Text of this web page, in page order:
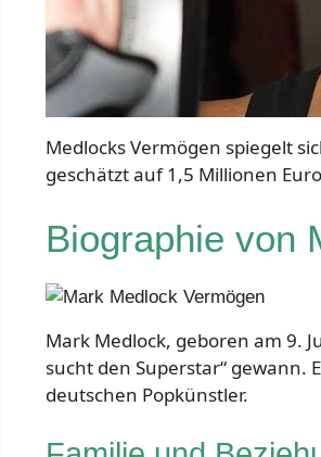
Medlocks Vermögen spiegelt
geschätzt auf 1,5 Millionen
Biographie von
Mark Medlock, geboren am 9.
sucht den Superstar“
deutschen Popkünstler.